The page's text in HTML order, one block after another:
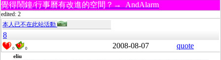
覺得鬧鐘/行事曆有改進的空間？→ AndAlarm
edited: 2
本人已不在此站活動
8
0 0 2008-08-07 quote
eliu